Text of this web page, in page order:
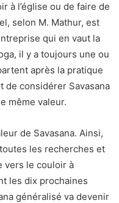
à l’église ou de faire de
selon M. Mathur, est
qui en vaut la
il y a toujours une ou
après la pratique
de considérer Savasana
même valeur.
de Savasana. Ainsi,
les recherches et
vers le couloir à
les dix prochaines
généralisé va devenir